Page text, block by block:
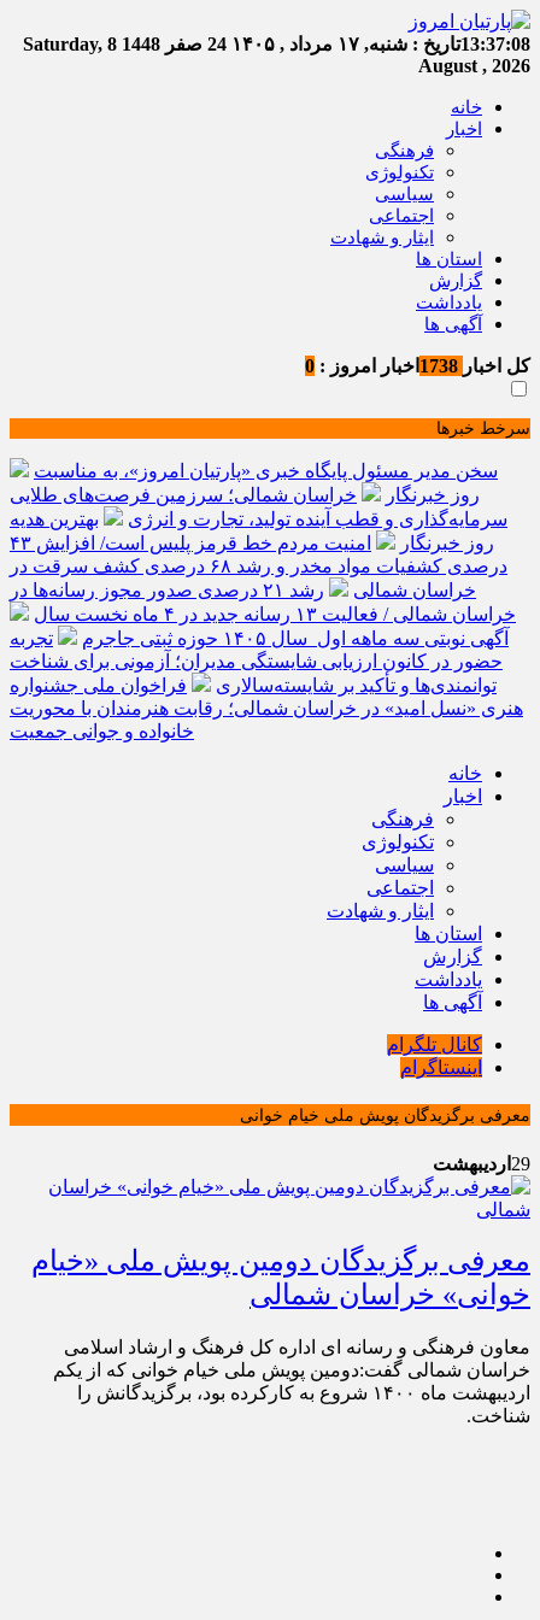
13:37:08تاریخ : شنبه, ۱۷ مرداد , ۱۴۰۵ 24 صفر 1448
Saturday, 8
August , 2026
خانه
اخبار
فرهنگی
تکنولوژی
سیاسی
اجتماعی
ایثار و شهادت
استان ها
گزارش
یادداشت
آگهی ها
کل اخبار اخبار امروز : 0
سرخط خبرها
سخن مدیر مسئول پایگاه خبری «پارتیان امروز»، به مناسبت
روز خبرنگار
خراسان شمالی؛ سرزمین فرصت‌های طلایی
سرمایه‌گذاری و قطب آینده تولید، تجارت و انرژی
بهترین هدیه
روز خبرنگار
امنیت مردم خط قرمز پلیس است/ افزایش ۴۳
درصدی کشفیات مواد مخدر و رشد ۶۸ درصدی کشف سرقت در
خراسان شمالی
رشد ۲۱ درصدی صدور مجوز رسانه‌ها در
خراسان شمالی / فعالیت ۱۳ رسانه جدید در ۴ ماه نخست سال
آگهی نوبتی سه ماهه اول سال ۱۴۰۵ حوزه ثبتی جاجرم
تجربه
حضور در کانون ارزیابی شایستگی مدیران؛ آزمونی برای شناخت
توانمندی‌ها و تأکید بر شایسته‌سالاری
فراخوان ملی جشنواره
هنری «نسل امید» در خراسان شمالی؛ رقابت هنرمندان با محوریت
خانواده و جوانی جمعیت
خانه
اخبار
فرهنگی
تکنولوژی
سیاسی
اجتماعی
ایثار و شهادت
استان ها
گزارش
یادداشت
آگهی ها
کانال تلگرام
اینستاگرام
معرفی برگزیدگان پویش ملی خیام خوانی
29 اردیبهشت
معرفی برگزیدگان دومین پویش ملی «خیام
خوانی» خراسان شمالی
معاون فرهنگی و رسانه ای اداره کل فرهنگ و ارشاد اسلامی
خراسان شمالی گفت:دومین پویش ملی خیام خوانی که از یکم
اردیبهشت ماه ۱۴۰۰ شروع به کارکرده بود، برگزیدگانش را
شناخت.